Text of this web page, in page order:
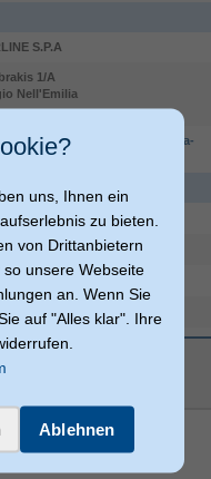
S.P.A
1/A
Nell'Emilia
en/informativa-
uns, Ihnen ein
zu bieten.
von Drittanbietern
unsere Webseite
an. Wenn Sie
auf "Alles klar". Ihre
Ablehnen